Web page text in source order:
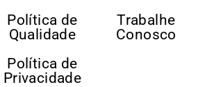
Política de
Qualidade
Política de
Privacidade
Trabalhe
Conosco